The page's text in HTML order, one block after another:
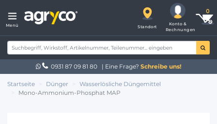
Menü Standort
Konto &
Rechnungen
0931 87 09 81 80 | Eine Frage? Schreibe uns!
Startseite Dünger
Wasserlösliche Düngemittel
Mono-Ammonium-Phosphat MAP